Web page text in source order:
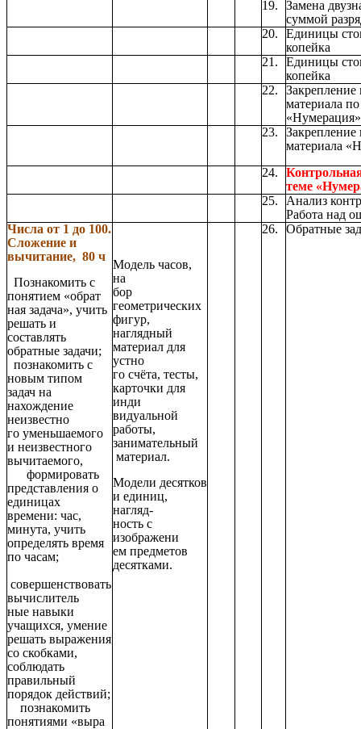
19.
Замена
суммой
20.
Единицы
копейка
21.
Единицы
копейка
22.
материала
«Нумерация»
23.
материала
24.
теме
25.
Анализ
Работа над
Числа от 1 до 100.
Сложение и
вычитание, 80 ч
Познакомить с
понятием «обрат
ная задача», учить
решать и
составлять
обратные задачи;
познакомить с
новым типом
задач на
нахождение
неизвестно
го уменьшаемого
и неизвестного
вычитаемого,
формировать
представления о
единицах
времени: час,
минута, учить
определять время
по часам;
совершенствовать
вычислитель
ные навыки
учащихся, умение
решать выражения
со скобками,
соблюдать
правильный
порядок действий;
познакомить
понятиями «выра
Модель часов,
на
бор
геометрических
фигур,
наглядный
материал для
устно
го счёта, тесты,
карточки для
инди
видуальной
работы,
занимательный
материал.
Модели десятков
и единиц,
нагляд-
ность с
изображени
ем предметов
десятками.
26. Обратные